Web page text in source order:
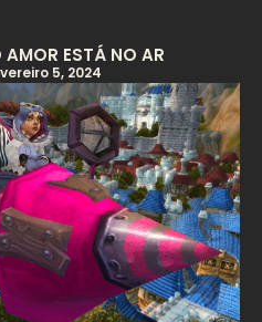
ESTÁ NO AR
5, 2024